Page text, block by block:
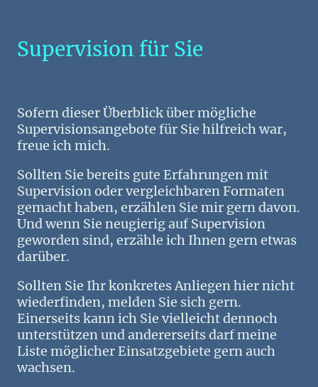
Supervision für Sie
Sofern dieser Überblick über mögliche
Supervisionsangebote für Sie hilfreich war,
freue ich mich.
Sollten Sie bereits gute Erfahrungen mit
Supervision oder vergleichbaren Formaten
gemacht haben, erzählen Sie mir gern davon.
Und wenn Sie neugierig auf Supervision
geworden sind, erzähle ich Ihnen gern etwas
darüber.
Sollten Sie Ihr konkretes Anliegen hier nicht
wiederfinden, melden Sie sich gern.
Einerseits kann ich Sie vielleicht dennoch
unterstützen und andererseits darf meine
Liste möglicher Einsatzgebiete gern auch
wachsen.